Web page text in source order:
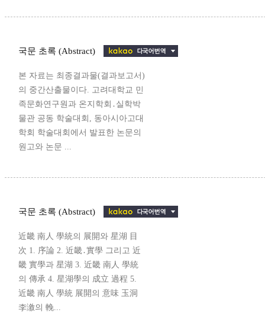
국문 초록 (Abstract)
본 자료는 최종결과물(결과보고서)
의 중간산출물이다. 고려대학교 민
족문화연구원과 온지학회․실학박
물관 공동 학술대회, 동아시아고대
학회 학술대회에서 발표한 논문의
원고와 논문 ...
국문 초록 (Abstract)
近畿 南人 學統의 展開와 星湖 目
次 1. 序論 2. 近畿․實學 그리고 近
畿 實學과 星湖 3. 近畿 南人 學統
의 傳承 4. 星湖學의 成立 過程 5.
近畿 南人 學統 展開의 意味 玉洞
李漵의 輓...